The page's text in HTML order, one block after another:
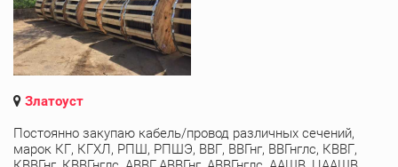
Златоуст
Постоянно закупаю кабель/провод различных сечений,
марок КГ, КГХЛ, РПШ, РПШЭ, ВВГ, ВВГнг, ВВГнглс, КВВГ,